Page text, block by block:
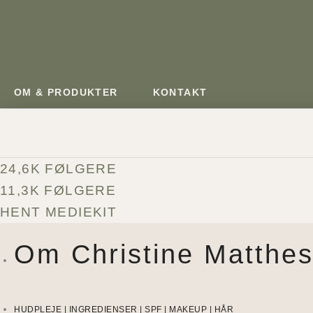
OM & PRODUKTER KONTAKT
24,6K FØLGERE
11,3K FØLGERE
HENT MEDIEKIT
Om Christine
HUDPLEJE | INGREDIENSER | SPF | MAKEUP | HÅR